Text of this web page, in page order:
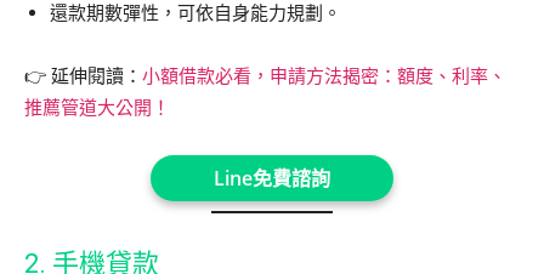
還款期數彈性，可依自身能力規劃。
👉 延伸閱讀： 小額借款必看，申請方法揭密：額度、利率、
推薦管道大公開！
Line免費諮詢
2. 手機貸款